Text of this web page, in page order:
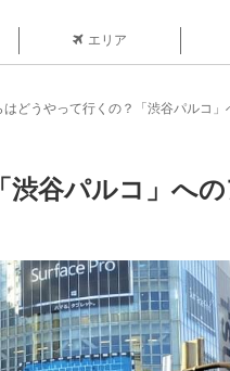
エリア
どうやって行くの？「渋谷パルコ」
谷パルコ」へ